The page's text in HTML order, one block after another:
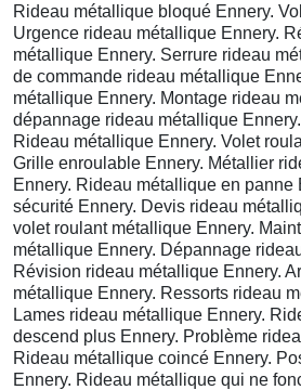
Rideau métallique bloqué Ennery.
Urgence rideau métallique Ennery.
métallique Ennery. Serrure rideau
de commande rideau métallique
métallique Ennery. Montage rideau
dépannage rideau métallique
Rideau métallique Ennery. Volet
Grille enroulable Ennery. Métallier
Ennery. Rideau métallique en panne
sécurité Ennery. Devis rideau
volet roulant métallique Ennery.
métallique Ennery. Dépannage
Révision rideau métallique Ennery.
métallique Ennery. Ressorts rideau
Lames rideau métallique Ennery.
descend plus Ennery. Problème
Rideau métallique coincé Ennery.
Ennery. Rideau métallique qui ne